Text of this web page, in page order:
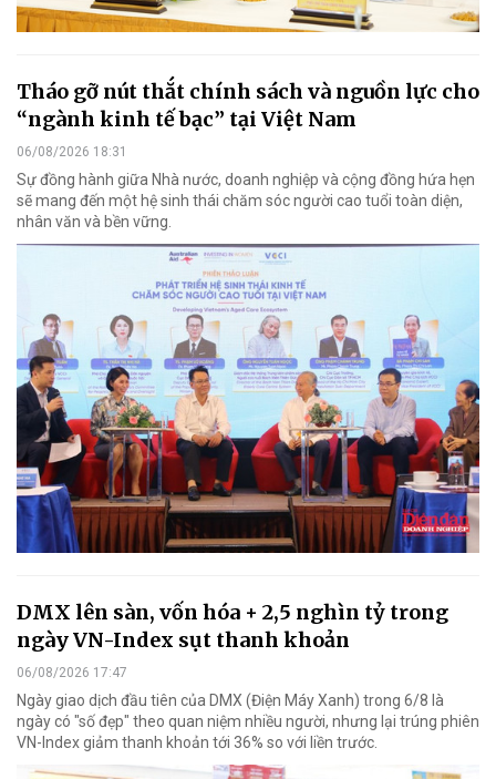
Tháo gỡ nút thắt chính sách và nguồn lực cho
“ngành kinh tế bạc” tại Việt Nam
06/08/2026 18:31
Sự đồng hành giữa Nhà nước, doanh nghiệp và cộng đồng hứa hẹn
sẽ mang đến một hệ sinh thái chăm sóc người cao tuổi toàn diện,
nhân văn và bền vững.
DMX lên sàn, vốn hóa + 2,5 nghìn tỷ trong
ngày VN-Index sụt thanh khoản
06/08/2026 17:47
Ngày giao dịch đầu tiên của DMX (Điện Máy Xanh) trong 6/8 là
ngày có "số đẹp" theo quan niệm nhiều người, nhưng lại trúng phiên
VN-Index giảm thanh khoản tới 36% so với liền trước.